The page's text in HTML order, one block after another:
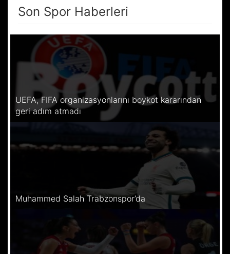
Son Spor Haberleri
UEFA, FIFA organizasyonlarını boykot kararından
geri adım atmadı
Muhammed Salah Trabzonspor’da